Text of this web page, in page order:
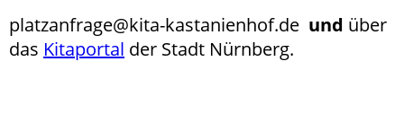
platzanfrage@kita-kastanienhof.de und über
das Kitaportal der Stadt Nürnberg.